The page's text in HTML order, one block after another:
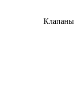
Клапаны